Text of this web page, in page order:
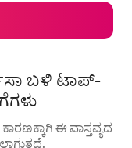
ಬಳಿ ಟಾಪ್-
ಕಾರಣಕ್ಕಾಗಿ ಈ ವಾಸ್ತವ್ಯದ